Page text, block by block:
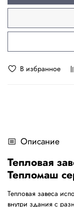
В избранное
Описание
Тепловая
Тепломаш
Тепловая завеса
внутри здания с